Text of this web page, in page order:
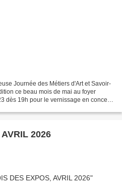
Journée des Métiers d'Art et Savoir-
ce beau mois de mai au foyer
dès 19h pour le vernissage en concerts
2026